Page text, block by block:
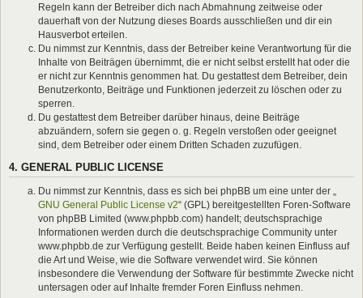
Regeln kann der Betreiber dich nach Abmahnung zeitweise oder
dauerhaft von der Nutzung dieses Boards ausschließen und dir ein
Hausverbot erteilen.
Du nimmst zur Kenntnis, dass der Betreiber keine Verantwortung für die
Inhalte von Beiträgen übernimmt, die er nicht selbst erstellt hat oder die
er nicht zur Kenntnis genommen hat. Du gestattest dem Betreiber, dein
Benutzerkonto, Beiträge und Funktionen jederzeit zu löschen oder zu
sperren.
Du gestattest dem Betreiber darüber hinaus, deine Beiträge
abzuändern, sofern sie gegen o. g. Regeln verstoßen oder geeignet
sind, dem Betreiber oder einem Dritten Schaden zuzufügen.
4. GENERAL PUBLIC LICENSE
Du nimmst zur Kenntnis, dass es sich bei phpBB um eine unter der „
GNU General Public License v2“ (GPL) bereitgestellten Foren-Software
von phpBB Limited (www.phpbb.com) handelt; deutschsprachige
Informationen werden durch die deutschsprachige Community unter
www.phpbb.de zur Verfügung gestellt. Beide haben keinen Einfluss auf
die Art und Weise, wie die Software verwendet wird. Sie können
insbesondere die Verwendung der Software für bestimmte Zwecke nicht
untersagen oder auf Inhalte fremder Foren Einfluss nehmen.